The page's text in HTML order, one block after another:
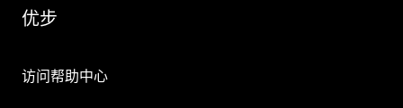
优步
访问帮助中心